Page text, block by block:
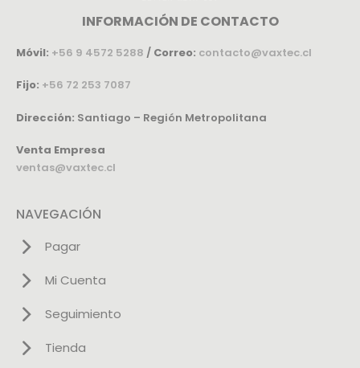
INFORMACIÓN DE CONTACTO
Móvil: +56 9 4572 5288 / Correo: contacto@vaxtec.cl
Fijo: +56 72 253 7087
Dirección: Santiago – Región Metropolitana
Venta Empresa
ventas@vaxtec.cl
NAVEGACIÓN
Pagar
Mi Cuenta
Seguimiento
Tienda